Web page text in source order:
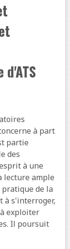
à part
partie
des
à une
lecture ample
de la
à s'interroger,
exploiter
Il poursuit